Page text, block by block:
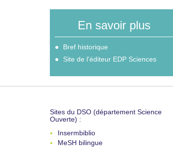
En savoir plus
Bref historique
Site de l'éditeur EDP Sciences
Sites du DSO (département Science
Ouverte) :
Insermbiblio
MeSH bilingue